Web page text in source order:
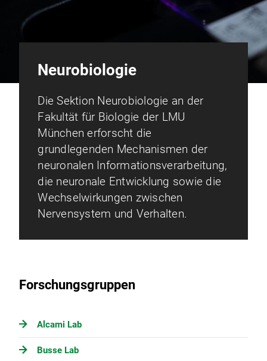
Neurobiologie
Die Sektion Neurobiologie an der
Fakultät für Biologie der LMU
München erforscht die
grundlegenden Mechanismen der
neuronalen Informationsverarbeitung,
die neuronale Entwicklung sowie die
Wechselwirkungen zwischen
Nervensystem und Verhalten.
Forschungsgruppen
Alcami Lab
Busse Lab